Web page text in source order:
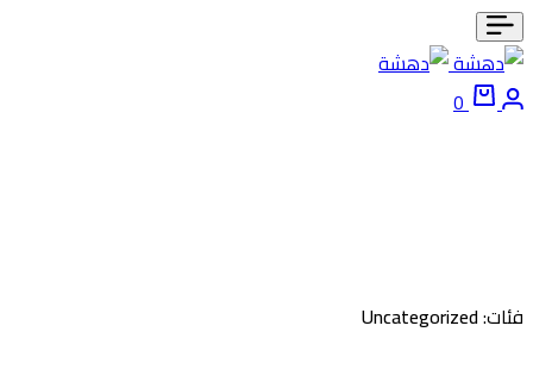
0
Uncategorized